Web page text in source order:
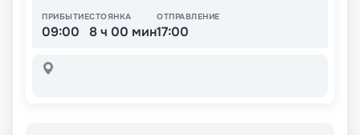
ПРИБЫТИЕ
09:00
СТОЯНКА
8 ч 00 мин
ОТПРАВЛЕНИЕ
17:00